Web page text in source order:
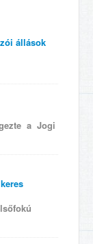
állások
a Jogi